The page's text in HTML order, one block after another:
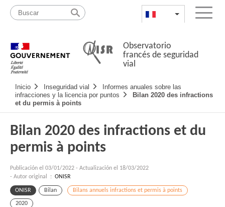
Pasar
contenido
Mapa
web
List additional
Menu
Observatorio
francés de seguridad
vial
Navigation
principale
Inicio Inseguridad vial
Informes anuales sobre las
infracciones y la licencia por puntos
Bilan 2020 des infractions
et du permis à points
Bilan 2020 des infractions et du
permis à points
Publicación el 03/01/2022 - Actualización el 18/03/2022
- Autor original : ONISR
ONISR Bilan Bilans annuels infractions et permis à points
2020